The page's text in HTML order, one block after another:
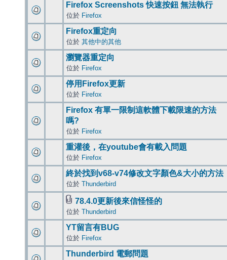
Firefox Screenshots 快速按鈕 無法執行
位於 Firefox
Firefox重定向
位於 其他中的其他
瀏覽器重定向
位於 Firefox
停用Firefox更新
位於 Firefox
Firefox 有單一限制這軟體下載限速的方法
嗎?
位於 Firefox
重灌後，在youtube會有載入問題
位於 Firefox
終於找到v68-v74修改文字顏色&大小的方法
位於 Thunderbird
78.4.0更新後來信怪怪的
位於 Thunderbird
YT留言有BUG
位於 Firefox
Thunderbird 電郵問題